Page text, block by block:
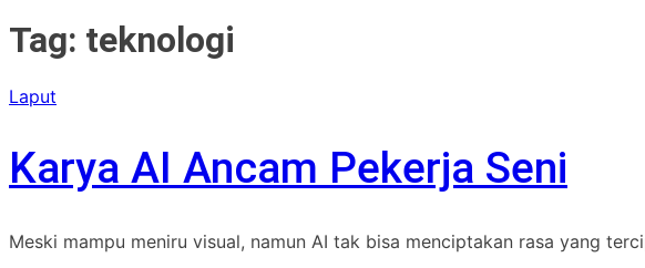
Tag: teknologi
Laput
Karya AI Ancam Pekerja Seni
Meski mampu meniru visual, namun AI tak bisa menciptakan rasa yang